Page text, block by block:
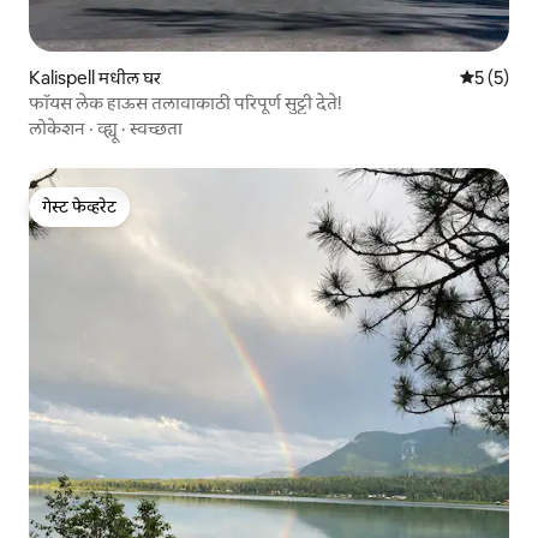
Kalispell मधील घर 5 पैकी 5
5 (5)
फॉयस लेक हाऊस तलावाकाठी परिपूर्ण सुट्टी देते!
लोकेशन ·व्ह्यू ·स्वच्छता
गेस्ट फेव्हरेट
गेस्ट फेव्हरेट